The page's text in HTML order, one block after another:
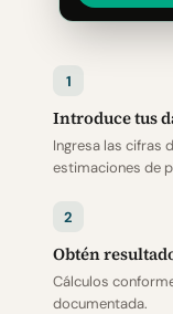
1
Introduce tus
Ingresa las cifras
estimaciones de
2
Obtén
Cálculos
documentada.